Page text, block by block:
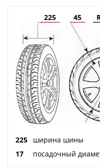
225 45
225 ширина шины
17
посадочный